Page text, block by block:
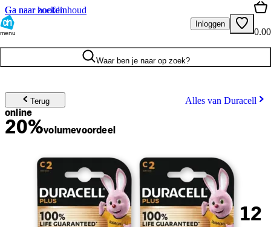
Ga naar hoofdinhoud
Ga naar zoeken
menu
Inloggen
0.00
Waar ben je naar op zoek?
Terug Alles van Duracell
online
20%volumevoordeel
12